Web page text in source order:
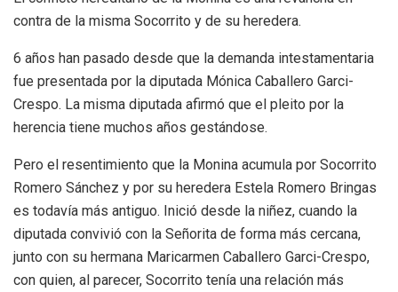
contra de la misma Socorrito y de su heredera.
6 años han pasado desde que la demanda intestamentaria
fue presentada por la diputada Mónica Caballero Garci-
Crespo. La misma diputada afirmó que el pleito por la
herencia tiene muchos años gestándose.
Pero el resentimiento que la Monina acumula por Socorrito
Romero Sánchez y por su heredera Estela Romero Bringas
es todavía más antiguo. Inició desde la niñez, cuando la
diputada convivió con la Señorita de forma más cercana,
junto con su hermana Maricarmen Caballero Garci-Crespo,
con quien, al parecer, Socorrito tenía una relación más